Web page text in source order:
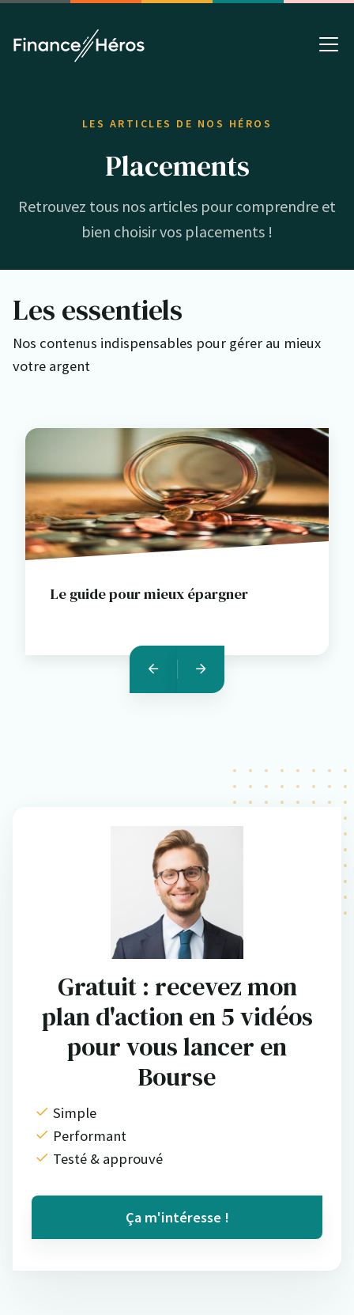
LES ARTICLES DE NOS HÉROS
Placements
Retrouvez tous nos articles pour comprendre et
bien choisir vos placements !
Les essentiels
Nos contenus indispensables pour gérer au mieux
votre argent
Le guide pour mieux épargner
Gratuit : recevez mon
plan d'action en 5 vidéos
pour vous lancer en
Bourse
Simple
Performant
Testé & approuvé
Ça m'intéresse !